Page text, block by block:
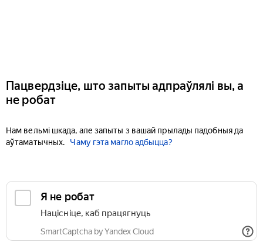
Пацвердзіце, што запыты адпраўлялі вы, а
не робат
Нам вельмі шкада, але запыты з вашай прылады падобныя да
аўтаматычных.
Чаму гэта магло адбыцца?
Я не робат
Націсніце, каб працягнуць
SmartCaptcha by Yandex Cloud